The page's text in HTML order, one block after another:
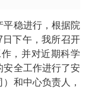
平稳进行，根据院
日下午，我所召开
，并对近期科学
安全工作进行了安
和中心负责人，